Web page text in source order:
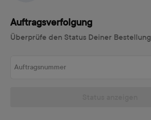
Auftragsverfolgung
Überprüfe den Status Deiner Bestellung